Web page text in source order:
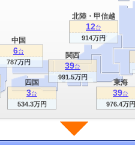
関西
39台
991.5万円
東海
39台
976.4万円
北陸・甲信越
12台
914万円
中国
6台
787万円
四国
3台
534.3万円